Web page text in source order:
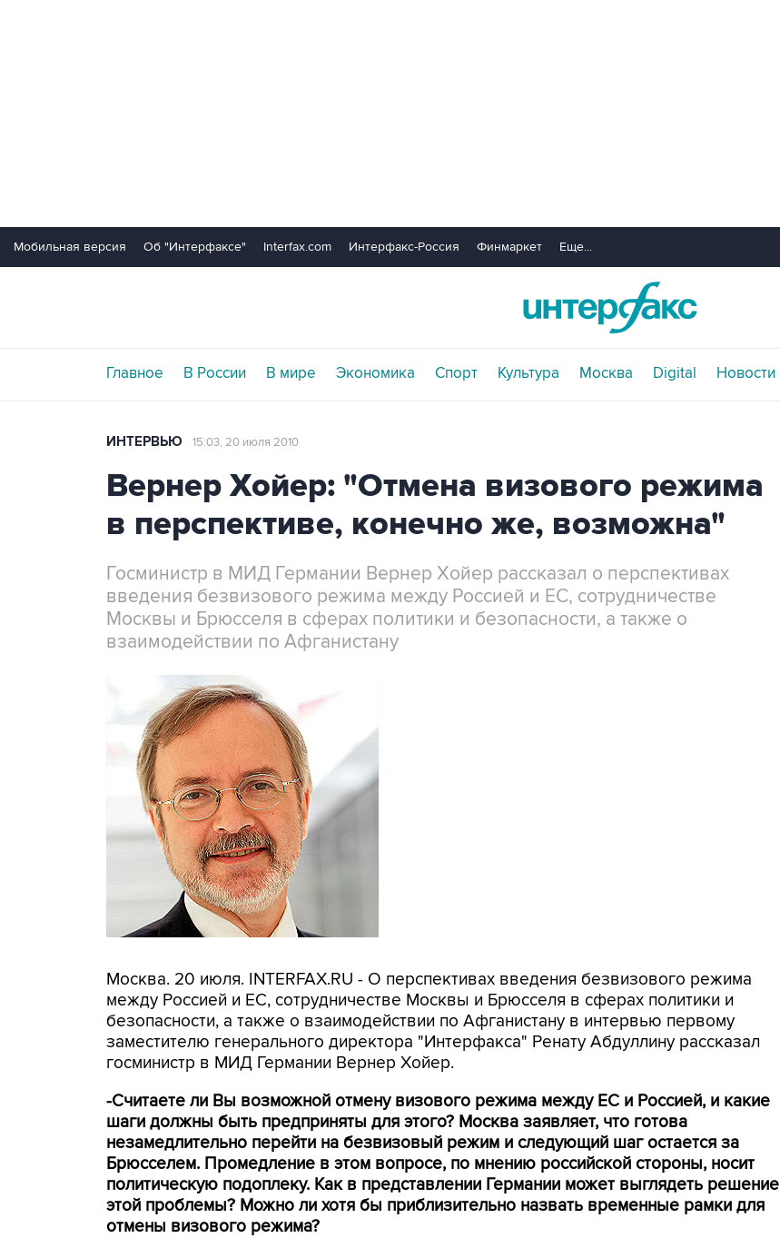
Мобильная версия Об "Интерфаксе" Interfax.com Интерфакс-Россия Финмаркет Еще...
Главное В России В мире Экономика Спорт Культура Москва Digital Новости
ИНТЕРВЬЮ 15:03, 20 июля 2010
Вернер Хойер: "Отмена визового режима
в перспективе, конечно же, возможна"
Госминистр в МИД Германии Вернер Хойер рассказал о перспективах
введения безвизового режима между Россией и ЕС, сотрудничестве
Москвы и Брюсселя в сферах политики и безопасности, а также о
взаимодействии по Афганистану
Москва. 20 июля. INTERFAX.RU - О перспективах введения безвизового режима
между Россией и ЕС, сотрудничестве Москвы и Брюсселя в сферах политики и
безопасности, а также о взаимодействии по Афганистану в интервью первому
заместителю генерального директора "Интерфакса" Ренату Абдуллину рассказал
госминистр в МИД Германии Вернер Хойер.
-Считаете ли Вы возможной отмену визового режима между ЕС и Россией, и какие
шаги должны быть предприняты для этого? Москва заявляет, что готова
незамедлительно перейти на безвизовый режим и следующий шаг остается за
Брюсселем. Промедление в этом вопросе, по мнению российской стороны, носит
политическую подоплеку. Как в представлении Германии может выглядеть решение
этой проблемы? Можно ли хотя бы приблизительно назвать временные рамки для
отмены визового режима?